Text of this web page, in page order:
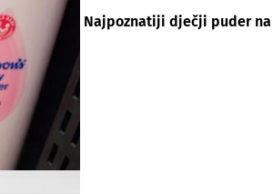
Najpoznatiji dječji puder